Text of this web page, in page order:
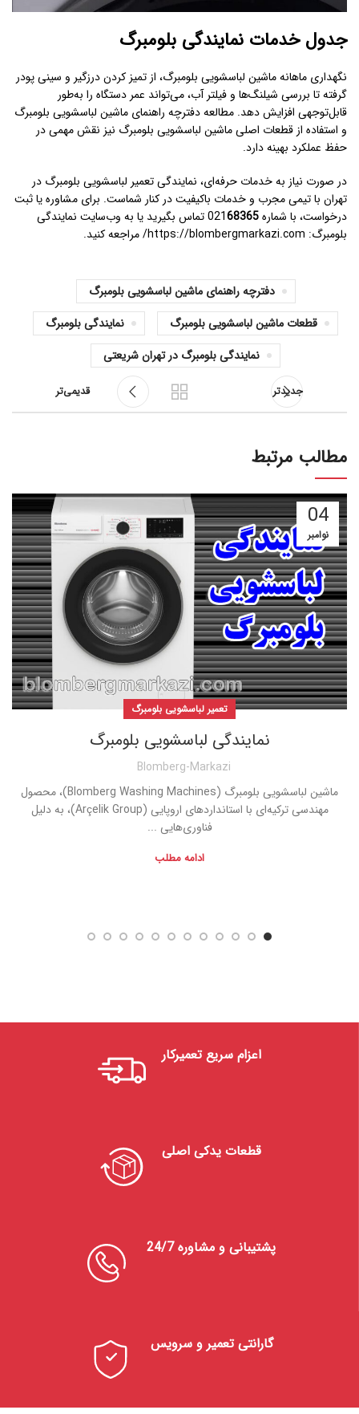
جدول خدمات نمایندگی بلومبرگ
نگهداری ماهانه ماشین لباسشویی بلومبرگ، از تمیز کردن درزگیر و سینی پودر
گرفته تا بررسی شیلنگ‌ها و فیلتر آب، می‌تواند عمر دستگاه را به‌طور
قابل‌توجهی افزایش دهد. مطالعهدفترچه راهنمای ماشین لباسشویی بلومبرگ
و استفاده از قطعات اصلی ماشین لباسشویی بلومبرگ نیز نقش مهمی در
حفظ عملکرد بهینه دارد.
در صورت نیاز به خدمات حرفه‌ای، نمایندگی تعمیر لباسشویی بلومبرگ در
تهران با تیمی مجرب و خدمات باکیفیت در کنار شماست. برای مشاوره یا ثبت
درخواست، با شماره 02168365 تماس بگیرید یا به وب‌سایت نمایندگی
بلومبرگ:
https://blombergmarkazi.com/ مراجعه کنید.
دفترچه راهنمای ماشین لباسشویی بلومبرگ
قطعات ماشین لباسشویی بلومبرگ
نمایندگی بلومبرگ
نمایندگی بلومبرگ در تهران شریعتی
جدیدتر قدیمی‌تر
مطالب مرتبط
04
نوامبر
تعمیر لباسشویی بلومبرگ
نمایندگی لباسشویی بلومبرگ
Blomberg-Markazi
ماشین لباسشویی بلومبرگ (Blomberg Washing Machines)، محصول
مهندسی ترکیه‌ای با استانداردهای اروپایی (Arçelik Group)، به دلیل
فناوری‌هایی ...
ادامه مطلب
اعزام سریع تعمیرکار
قطعات یدکی اصلی
پشتیبانی و مشاوره 24/7
گارانتی تعمیر و سرویس